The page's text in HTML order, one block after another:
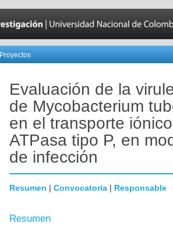
Proyectos
Evaluación de la
de Mycobacterium
en el transporte
ATPasa tipo P, en
de infección
Resumen | Convocatoria | Responsable
Resumen